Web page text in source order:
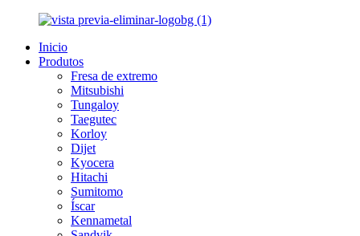
Inicio
Produtos
Fresa de extremo
Mitsubishi
Tungaloy
Taegutec
Korloy
Dijet
Kyocera
Hitachi
Sumitomo
Íscar
Kennametal